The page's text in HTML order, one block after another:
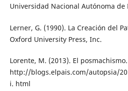
Universidad Nacional Autónoma de
Lerner, G. (1990). La Creación del
Oxford University Press, Inc.
Lorente, M. (2013). El
http://blogs.elpais.com/autopsia/
i. html